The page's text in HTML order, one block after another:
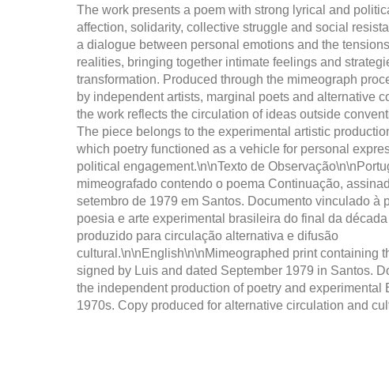
The work presents a poem with strong lyrical and
affection, solidarity, collective struggle and social
a dialogue between personal emotions and the
realities, bringing together intimate feelings and
transformation. Produced through the mimeograph
by independent artists, marginal poets and alternative
the work reflects the circulation of ideas outside
The piece belongs to the experimental artistic
which poetry functioned as a vehicle for personal
political engagement.\n\nTexto de
mimeografado contendo o poema Continuação,
setembro de 1979 em Santos. Documento vinculado à
poesia e arte experimental brasileira do final da
produzido para circulação alternativa e difusão
cultural.\n\nEnglish\n\nMimeographed print containing
signed by Luis and dated September 1979 in Santos.
the independent production of poetry and experimental
1970s. Copy produced for alternative circulation and